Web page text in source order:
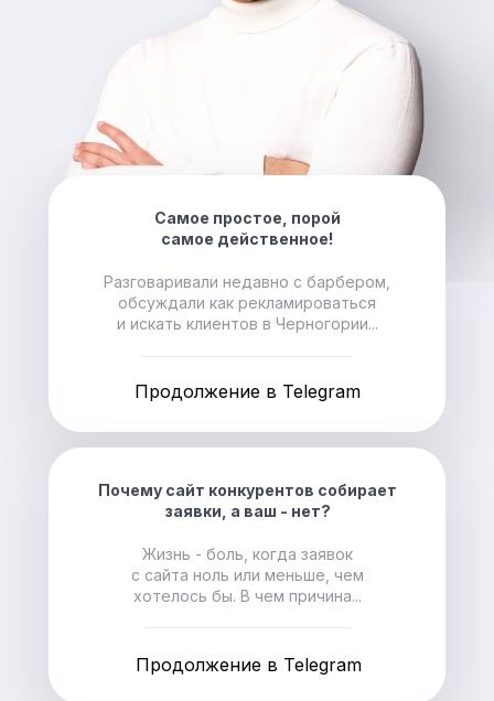
Самое простое, порой
самое действенное!
Разговаривали недавно с барбером,
обсуждали как рекламироваться
и искать клиентов в Черногории...
Продолжение в Telegram
Почему сайт конкурентов собирает
заявки, а ваш - нет?
Жизнь - боль, когда заявок
с сайта ноль или меньше, чем
хотелось бы. В чем причина...
Продолжение в Telegram